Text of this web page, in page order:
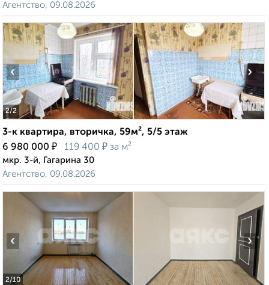
Агентство, 09.08.2026
2/2
‹ ›
3-к квартира, вторичка, 59м², 5/5 этаж
6 980 000 ₽ 119 400 ₽ за м²
мкр. 3-й, Гагарина 30
Агентство, 09.08.2026
2/10
‹ ›